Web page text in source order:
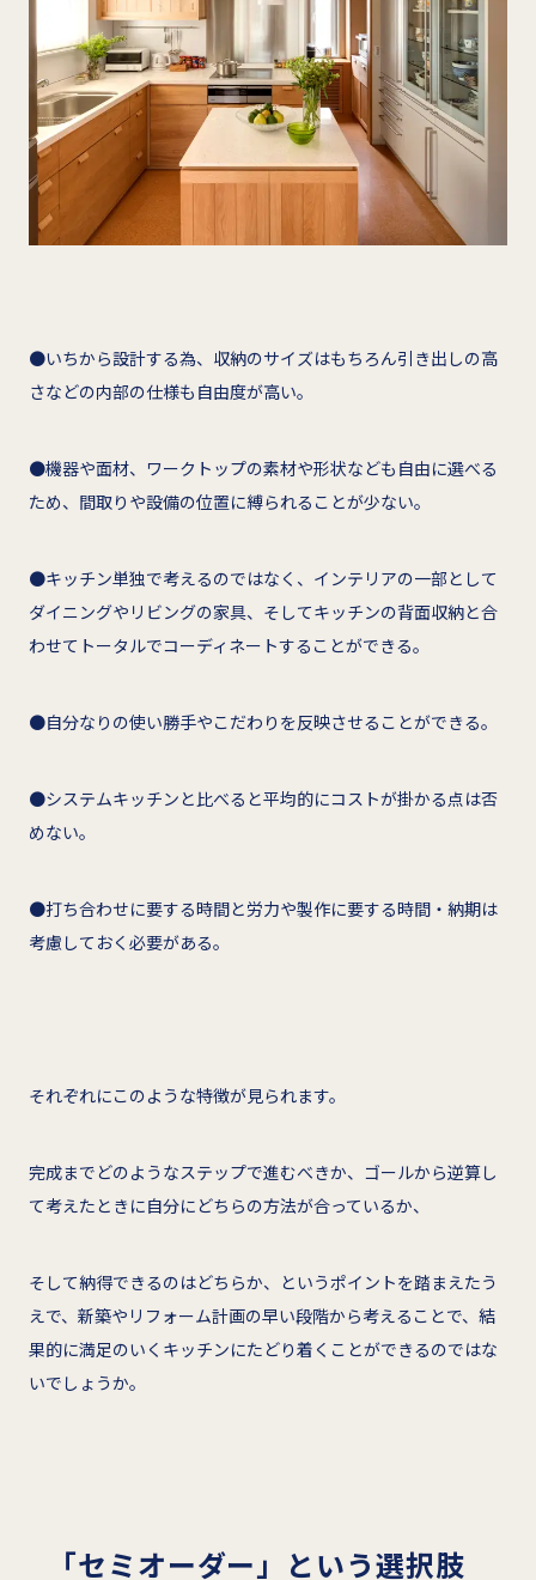
●いちから設計する為、収納のサイズはもちろん引き出しの高
さなどの内部の仕様も自由度が高い。
●機器や面材、ワークトップの素材や形状なども自由に選べる
ため、間取りや設備の位置に縛られることが少ない。
●キッチン単独で考えるのではなく、インテリアの一部として
ダイニングやリビングの家具、そしてキッチンの背面収納と合
わせてトータルでコーディネートすることができる。
●自分なりの使い勝手やこだわりを反映させることができる。
●システムキッチンと比べると平均的にコストが掛かる点は否
めない。
●打ち合わせに要する時間と労力や製作に要する時間・納期は
考慮しておく必要がある。
それぞれにこのような特徴が見られます。
完成までどのようなステップで進むべきか、ゴールから逆算し
て考えたときに自分にどちらの方法が合っているか、
そして納得できるのはどちらか、というポイントを踏まえたう
えで、新築やリフォーム計画の早い段階から考えることで、結
果的に満足のいくキッチンにたどり着くことができるのではな
いでしょうか。
「セミオーダー」という選択肢